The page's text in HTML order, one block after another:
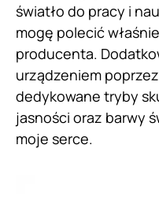
światło do pracy i
mogę polecić
producenta.
urządzeniem
dedykowane tryby
jasności oraz barwy
moje serce.